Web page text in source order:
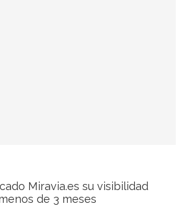
Miravia.es su visibilidad
de 3 meses